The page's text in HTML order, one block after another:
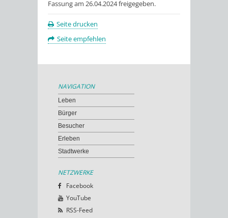
Fassung am 26.04.2024 freigegeben.
Seite drucken
Seite empfehlen
NAVIGATION
Leben
Bürger
Besucher
Erleben
Stadtwerke
NETZWERKE
Facebook
YouTube
RSS-Feed